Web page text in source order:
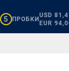
5 ПРОБКИ
USD
EUR